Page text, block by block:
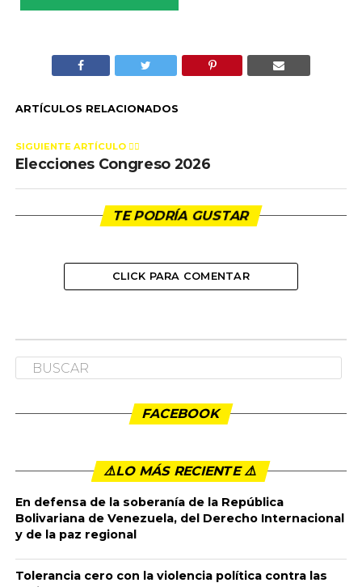
ARTÍCULOS RELACIONADOS
SIGUIENTE ARTÍCULO 👈🏻
Elecciones Congreso 2026
TE PODRÍA GUSTAR
CLICK PARA COMENTAR
NACIONAL
Elecciones Congreso 2026
RENDICIÓN DE CUENTAS ELECCIONES
CONGRESO DE LA REPÚBLICA MARZO 08 DE 2026